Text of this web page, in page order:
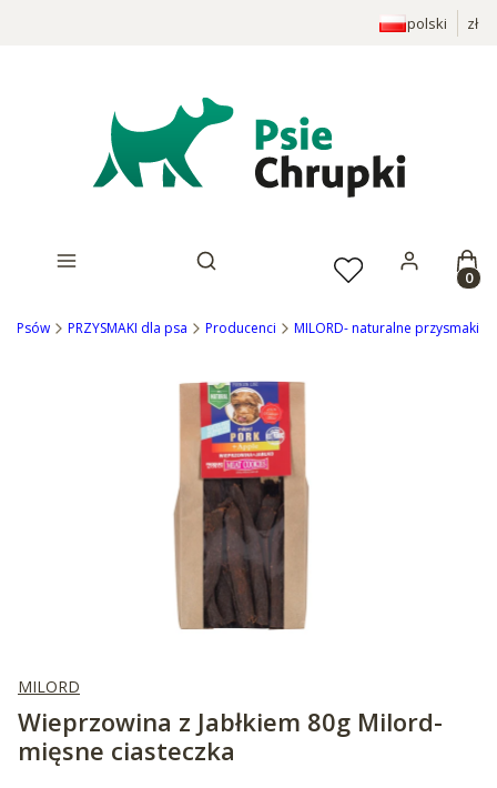
polski zł
Otwórz wyszukiwarkę
Psów PRZYSMAKI dla psa Producenci MILORD- naturalne przysmaki
MILORD
Wieprzowina z Jabłkiem 80g Milord-
mięsne ciasteczka